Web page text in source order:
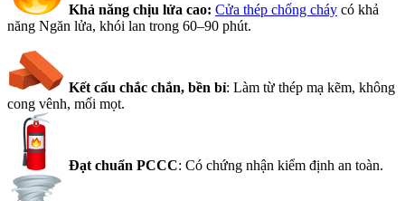
Khả năng chịu lửa cao: Cửa thép chống cháy có khả
năng Ngăn lửa, khói lan trong 60–90 phút.
Kết cấu chắc chắn, bền bỉ: Làm từ thép mạ kẽm, không
cong vênh, mối mọt.
Đạt chuẩn PCCC: Có chứng nhận kiểm định an toàn.